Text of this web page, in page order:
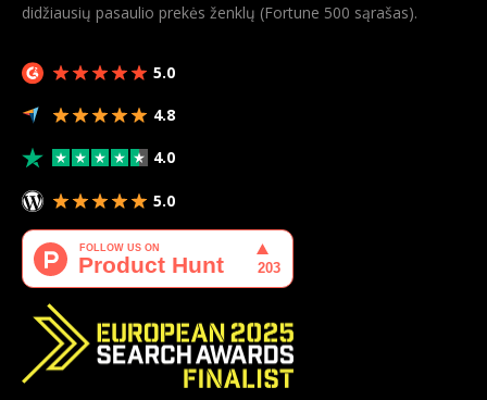
didžiausių pasaulio prekės ženklų (Fortune 500 sąrašas).
5.0
4.8
4.0
5.0